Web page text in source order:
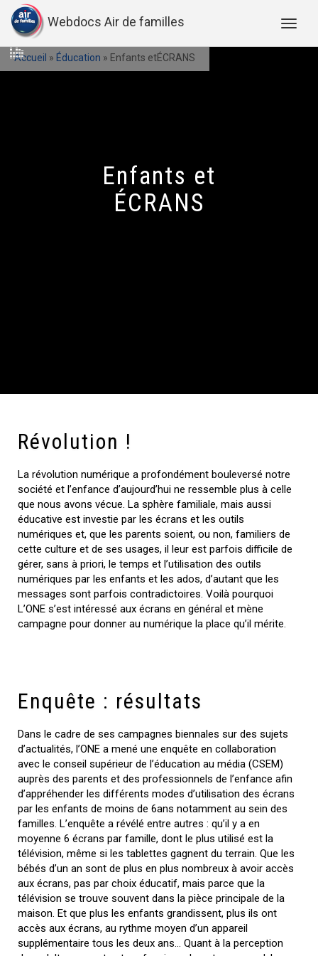
Webdocs Air de familles
Accueil » Éducation » Enfants etÉCRANS
Enfants et
ÉCRANS
Révolution !
La révolution numérique a profondément bouleversé notre
société et l’enfance d’aujourd’hui ne ressemble plus à celle
que nous avons vécue. La sphère familiale, mais aussi
éducative est investie par les écrans et les outils
numériques et, que les parents soient, ou non, familiers de
cette culture et de ses usages, il leur est parfois difficile de
gérer, sans à priori, le temps et l’utilisation des outils
numériques par les enfants et les ados, d’autant que les
messages sont parfois contradictoires. Voilà pourquoi
L’ONE s’est intéressé aux écrans en général et mène
campagne pour donner au numérique la place qu’il mérite.
Enquête : résultats
Dans le cadre de ses campagnes biennales sur des sujets
d’actualités, l’ONE a mené une enquête en collaboration
avec le conseil supérieur de l’éducation au média (CSEM)
auprès des parents et des professionnels de l’enfance afin
d’appréhender les différents modes d’utilisation des écrans
par les enfants de moins de 6ans notamment au sein des
familles. L’enquête a révélé entre autres : qu’il y a en
moyenne 6 écrans par famille, dont le plus utilisé est la
télévision, même si les tablettes gagnent du terrain. Que les
bébés d’un an sont de plus en plus nombreux à avoir accès
aux écrans, pas par choix éducatif, mais parce que la
télévision se trouve souvent dans la pièce principale de la
maison. Et que plus les enfants grandissent, plus ils ont
accès aux écrans, au rythme moyen d’un appareil
supplémentaire tous les deux ans… Quant à la perception